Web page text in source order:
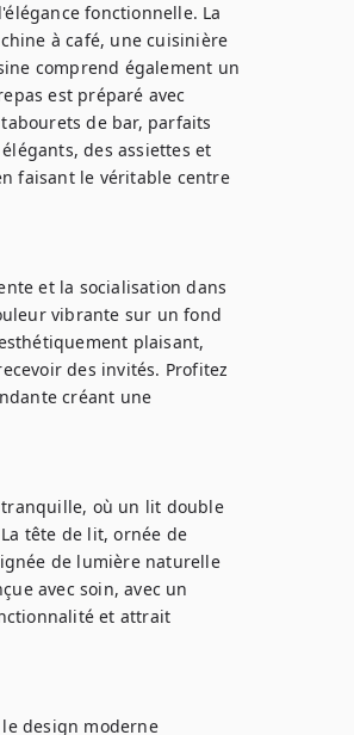
fonctionnelle. La
à café, une cuisinière
comprend également un
est préparé avec
de bar, parfaits
des assiettes et
faisant le véritable centre
et la socialisation dans
vibrante sur un fond
plaisant,
des invités. Profitez
créant une
tranquille, où un lit double
tête de lit, ornée de
de lumière naturelle
avec soin, avec un
et attrait
design moderne